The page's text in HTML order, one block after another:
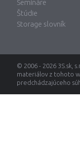
Semináre
Štúdie
Storage slovník
© 2006 - 2026 3S.sk,
materiálov z tohoto
predchádzajúceho